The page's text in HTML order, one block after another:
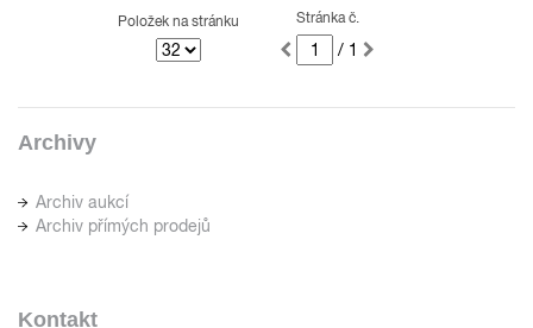
Položek na stránku Stránka č.
/ 1
Archivy
Archiv aukcí
Archiv přímých prodejů
Kontakt